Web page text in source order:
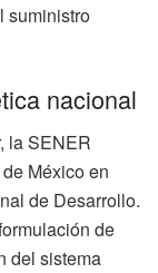
suministro
nacional
la SENER
México en
de Desarrollo.
de
del sistema